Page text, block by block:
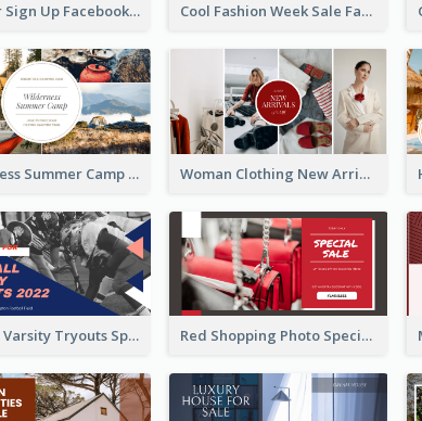
Webinar Sign Up Facebook Ad Cool Fashion Week Sale Facebook Ad
Wilderness Summer Camp Facebook Post Woman Clothing New Arrivals Facebook Ad
Football Varsity Tryouts Sports Facebook Ad Red Shopping Photo Special Sale Facebook Ad